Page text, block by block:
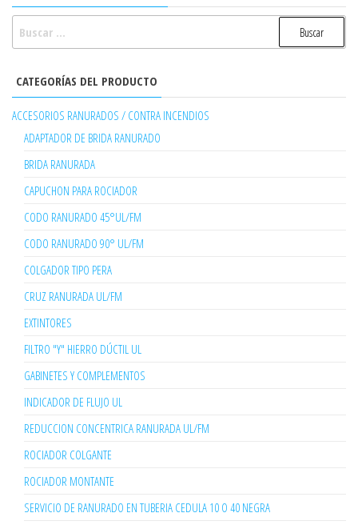
CATEGORÍAS DEL PRODUCTO
ACCESORIOS RANURADOS / CONTRA INCENDIOS
ADAPTADOR DE BRIDA RANURADO
BRIDA RANURADA
CAPUCHON PARA ROCIADOR
CODO RANURADO 45°UL/FM
CODO RANURADO 90° UL/FM
COLGADOR TIPO PERA
CRUZ RANURADA UL/FM
EXTINTORES
FILTRO "Y" HIERRO DÚCTIL UL
GABINETES Y COMPLEMENTOS
INDICADOR DE FLUJO UL
REDUCCION CONCENTRICA RANURADA UL/FM
ROCIADOR COLGANTE
ROCIADOR MONTANTE
SERVICIO DE RANURADO EN TUBERIA CEDULA 10 O 40 NEGRA